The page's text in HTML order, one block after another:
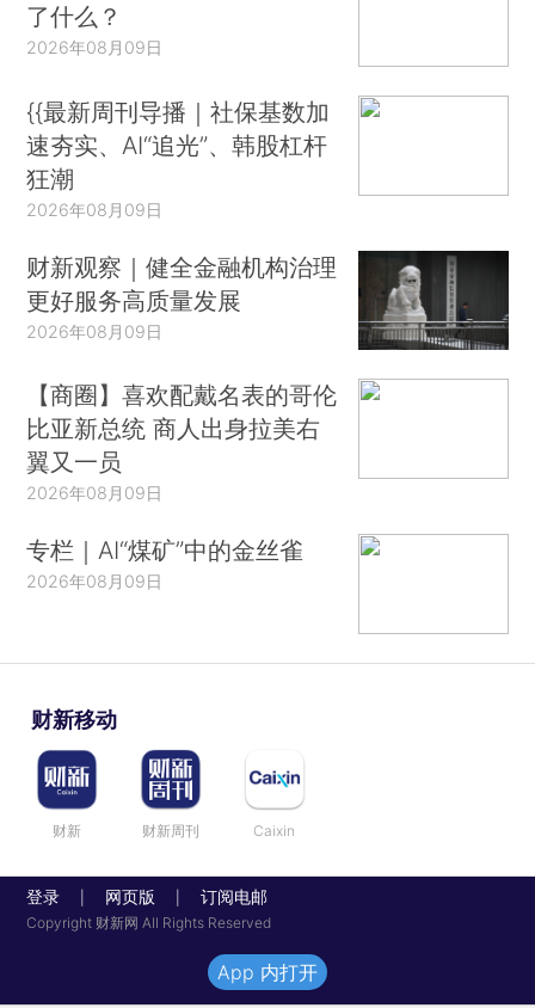
了什么？
2026年08月09日
{{最新周刊导播｜社保基数加
速夯实、AI“追光”、韩股杠杆
狂潮
2026年08月09日
财新观察｜健全金融机构治理
更好服务高质量发展
2026年08月09日
【商圈】喜欢配戴名表的哥伦
比亚新总统 商人出身拉美右
翼又一员
2026年08月09日
专栏｜AI“煤矿”中的金丝雀
2026年08月09日
财新移动
财新 财新周刊 Caixin
登录 网页版 订阅电邮
Copyright 财新网 All Rights Reserved
App 内打开